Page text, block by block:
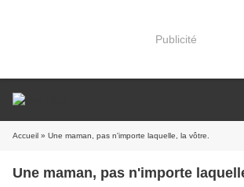
Publicité
Accueil » Une maman, pas n'importe laquelle, la vôtre.
Une maman, pas n'importe